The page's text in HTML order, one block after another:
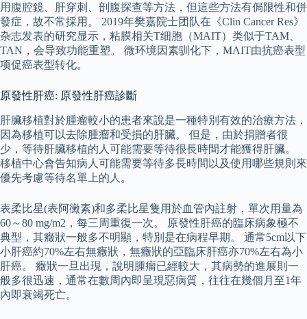
用腹腔鏡、肝穿刺、剖腹探查等方法，但這些方法有侷限性和併
發症，故不常採用。 2019年樊嘉院士团队在《Clin Cancer Res》
杂志发表的研究显示，粘膜相关T细胞（MAIT）类似于TAM、
TAN，会导致功能重塑。 微环境因素驯化下，MAIT由抗癌表型
项促癌表型转化。
原發性肝癌: 原發性肝癌診斷
肝臟移植對於腫瘤較小的患者來說是一種特別有效的治療方法，
因為移植可以去除腫瘤和受損的肝臟。 但是，由於捐贈者很
少，等待肝臟移植的人可能需要等待很長時間才能獲得肝臟。
移植中心會告知病人可能需要等待多長時間以及使用哪些規則來
優先考慮等待名單上的人。
表柔比星(表阿黴素)和多柔比星隻用於血管內註射，單次用量為
60～80 mg/m2，每三周重復一次。 原發性肝癌的臨床病象極不
典型，其癥狀一般多不明顯，特別是在病程早期。 通常5cm以下
小肝癌約70%左右無癥狀，無癥狀的亞臨床肝癌亦70%左右為小
肝癌。 癥狀一旦出現，說明腫瘤已經較大，其病勢的進展則一
般多很迅速，通常在數周內即呈現惡病質，往往在幾個月至1年
內即衰竭死亡。